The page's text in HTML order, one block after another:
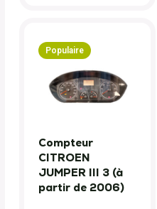
Populaire
Compteur
CITROEN
JUMPER III 3 (à
partir de 2006)